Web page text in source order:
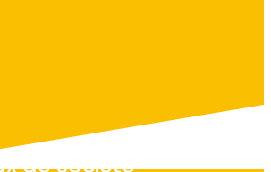
de société